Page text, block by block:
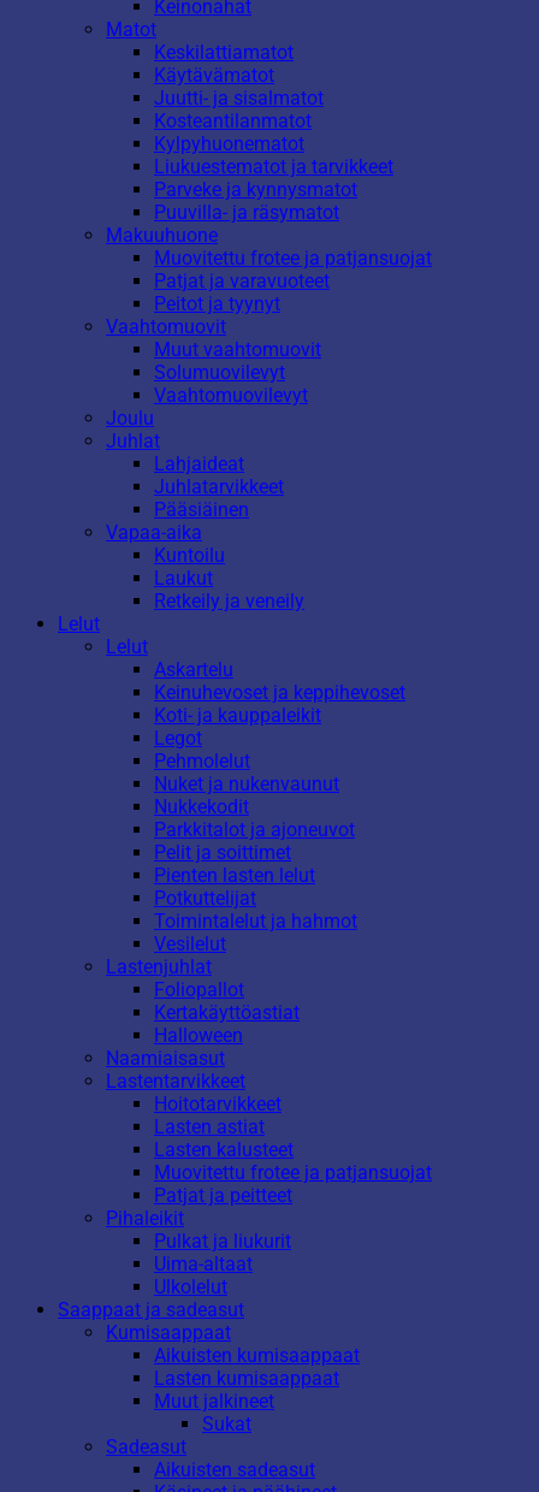
Keinonahat
Matot
Keskilattiamatot
Käytävämatot
Juutti- ja sisalmatot
Kosteantilanmatot
Kylpyhuonematot
Liukuestematot ja tarvikkeet
Parveke ja kynnysmatot
Puuvilla- ja räsymatot
Makuuhuone
Muovitettu frotee ja patjansuojat
Patjat ja varavuoteet
Peitot ja tyynyt
Vaahtomuovit
Muut vaahtomuovit
Solumuovilevyt
Vaahtomuovilevyt
Joulu
Juhlat
Lahjaideat
Juhlatarvikkeet
Pääsiäinen
Vapaa-aika
Kuntoilu
Laukut
Retkeily ja veneily
Lelut
Lelut
Askartelu
Keinuhevoset ja keppihevoset
Koti- ja kauppaleikit
Legot
Pehmolelut
Nuket ja nukenvaunut
Nukkekodit
Parkkitalot ja ajoneuvot
Pelit ja soittimet
Pienten lasten lelut
Potkuttelijat
Toimintalelut ja hahmot
Vesilelut
Lastenjuhlat
Foliopallot
Kertakäyttöastiat
Halloween
Naamiaisasut
Lastentarvikkeet
Hoitotarvikkeet
Lasten astiat
Lasten kalusteet
Muovitettu frotee ja patjansuojat
Patjat ja peitteet
Pihaleikit
Pulkat ja liukurit
Uima-altaat
Ulkolelut
Saappaat ja sadeasut
Kumisaappaat
Aikuisten kumisaappaat
Lasten kumisaappaat
Muut jalkineet
Sukat
Sadeasut
Aikuisten sadeasut